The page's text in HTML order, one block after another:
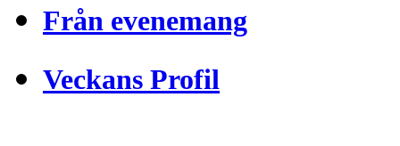
Från evenemang
Veckans Profil